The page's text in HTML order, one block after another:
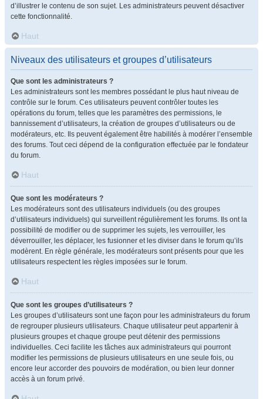
d’illustrer le contenu de son sujet. Les administrateurs peuvent désactiver
cette fonctionnalité.
Haut
Niveaux des utilisateurs et groupes d’utilisateurs
Que sont les administrateurs ?
Les administrateurs sont les membres possédant le plus haut niveau de
contrôle sur le forum. Ces utilisateurs peuvent contrôler toutes les
opérations du forum, telles que les paramètres des permissions, le
bannissement d’utilisateurs, la création de groupes d’utilisateurs ou de
modérateurs, etc. Ils peuvent également être habilités à modérer l’ensemble
des forums. Tout ceci dépend de la configuration effectuée par le fondateur
du forum.
Haut
Que sont les modérateurs ?
Les modérateurs sont des utilisateurs individuels (ou des groupes
d’utilisateurs individuels) qui surveillent régulièrement les forums. Ils ont la
possibilité de modifier ou de supprimer les sujets, les verrouiller, les
déverrouiller, les déplacer, les fusionner et les diviser dans le forum qu’ils
modèrent. En règle générale, les modérateurs sont présents pour que les
utilisateurs respectent les règles imposées sur le forum.
Haut
Que sont les groupes d’utilisateurs ?
Les groupes d’utilisateurs sont une façon pour les administrateurs du forum
de regrouper plusieurs utilisateurs. Chaque utilisateur peut appartenir à
plusieurs groupes et chaque groupe peut détenir des permissions
individuelles. Ceci facilite les tâches aux administrateurs qui pourront
modifier les permissions de plusieurs utilisateurs en une seule fois, ou
encore leur accorder des pouvoirs de modération, ou bien leur donner
accès à un forum privé.